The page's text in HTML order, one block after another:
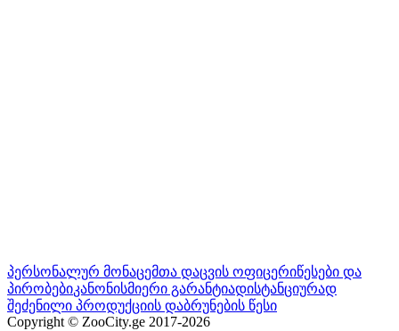
პერსონალურ მონაცემთა დაცვის ოფიცერიწესები და
პირობებიკანონისმიერი გარანტიადისტანციურად
შეძენილი პროდუქციის დაბრუნების წესი
Copyright © ZooCity.ge 2017-2026